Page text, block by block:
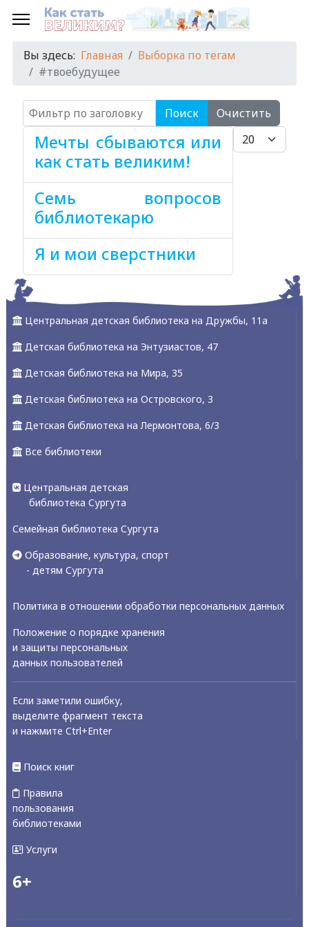
Вы здесь: Главная
Выборка по тегам
#твоебудущее
Фильтр по заголовку Поиск
Очистить
Кол-во строк:
Мечты сбываются или
как стать великим!
Семь вопросов
библиотекарю
Я и мои сверстники
Центральная детская библиотека на Дружбы, 11а
Детская библиотека на Энтузиастов, 47
Детская библиотека на Мира, 35
Детская библиотека на Островского, 3
Детская библиотека на Лермонтова, 6/3
Все библиотеки
Центральная детская
библиотека Сургута
Семейная библиотека Сургута
Образование, культура, спорт
- детям Сургута
Политика в отношении обработки персональных данных
Положение о порядке хранения
и защиты персональных
данных пользователей
Если заметили ошибку,
выделите фрагмент текста
и нажмите Ctrl+Enter
Поиск книг
Правила
пользования
библиотеками
Услуги
6+